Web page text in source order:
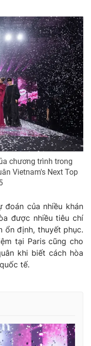
chương trình trong
Vietnam's Next Top
đoán của nhiều khán
được nhiều tiêu chí
ổn định, thuyết phục.
tại Paris cũng cho
khi biết cách hòa
tế.